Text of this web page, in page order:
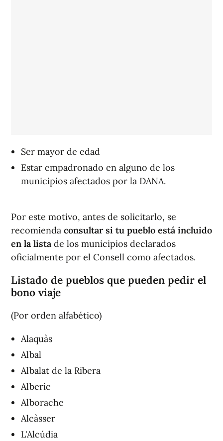
Ser mayor de edad
Estar empadronado en alguno de los
municipios afectados por la DANA.
Por este motivo, antes de solicitarlo, se
recomienda consultar si tu pueblo está incluido
en la lista de los municipios declarados
oficialmente por el Consell como afectados.
Listado de pueblos que pueden pedir el
bono viaje
(Por orden alfabético)
Alaquàs
Albal
Albalat de la Ribera
Alberic
Alborache
Alcàsser
L'Alcúdia